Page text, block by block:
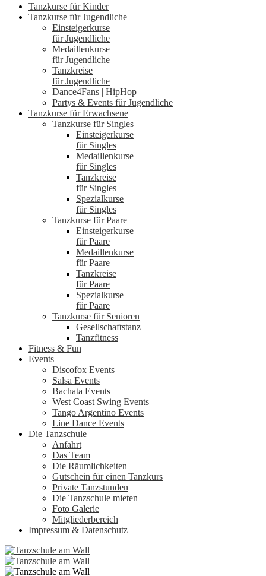
Tanzkurse für Kinder
Tanzkurse für Jugendliche
Einsteigerkurse
für Jugendliche
Medaillenkurse
für Jugendliche
Tanzkreise
für Jugendliche
Dance4Fans | HipHop
Partys & Events für Jugendliche
Tanzkurse für Erwachsene
Tanzkurse für Singles
Einsteigerkurse
für Singles
Medaillenkurse
für Singles
Tanzkreise
für Singles
Spezialkurse
für Singles
Tanzkurse für Paare
Einsteigerkurse
für Paare
Medaillenkurse
für Paare
Tanzkreise
für Paare
Spezialkurse
für Paare
Tanzkurse für Senioren
Gesellschaftstanz
Tanzfitness
Fitness & Fun
Events
Discofox Events
Salsa Events
Bachata Events
West Coast Swing Events
Tango Argentino Events
Line Dance Events
Die Tanzschule
Anfahrt
Das Team
Die Räumlichkeiten
Gutschein für einen Tanzkurs
Private Tanzstunden
Die Tanzschule mieten
Foto Galerie
Mitgliederbereich
Impressum & Datenschutz